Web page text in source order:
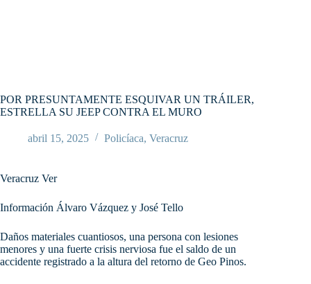
POR PRESUNTAMENTE ESQUIVAR UN TRÁILER,
ESTRELLA SU JEEP CONTRA EL MURO
abril 15, 2025 Policíaca, Veracruz
Veracruz Ver
Información Álvaro Vázquez y José Tello
Daños materiales cuantiosos, una persona con lesiones
menores y una fuerte crisis nerviosa fue el saldo de un
accidente registrado a la altura del retorno de Geo Pinos.